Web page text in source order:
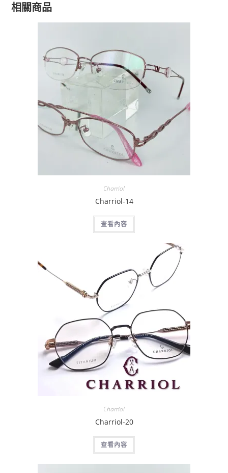
相關商品
Charriol
Charriol-14
查看內容
Charriol
Charriol-20
查看內容